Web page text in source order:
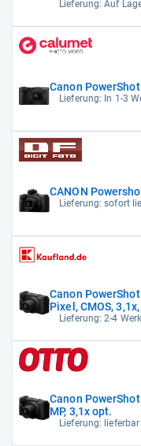
Lieferung: Auf
Canon
Lieferung: In 1-3
CANON
Lieferung: sofort
Canon
Pixel, CMOS,
Lieferung: 2-4
Canon
MP, 3,1x opt.
Lieferung: